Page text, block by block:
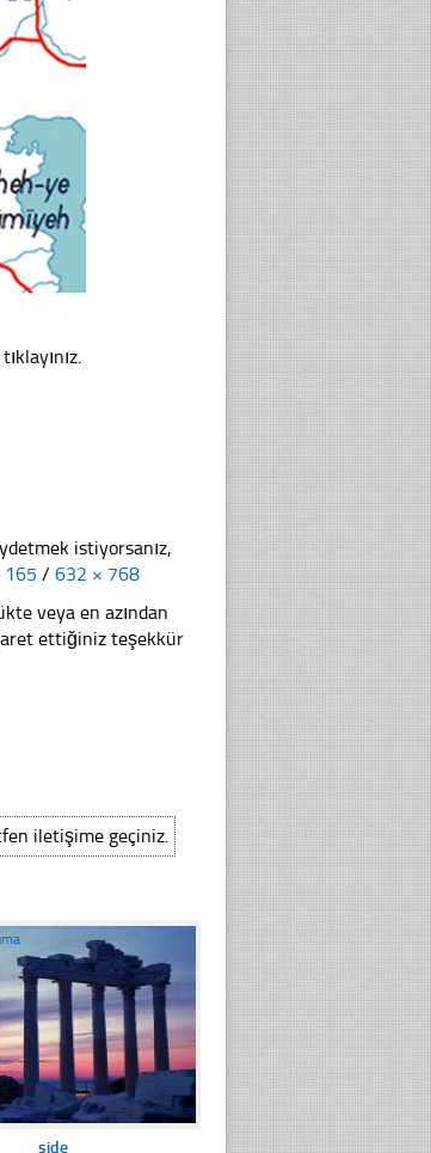
istiyorsanız,
165 / 632 × 768
veya en azından
ettiğiniz teşekkür
iletişime geçiniz.
side